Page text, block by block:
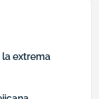
la extrema